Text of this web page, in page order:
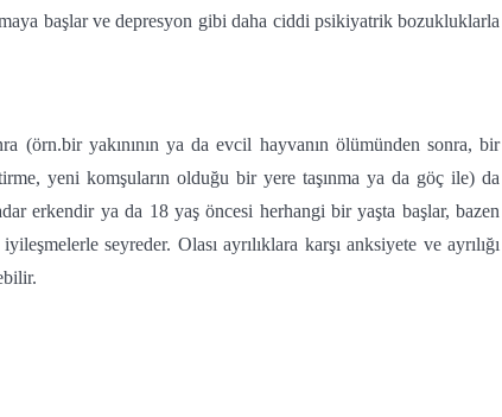
başlar ve depresyon gibi daha ciddi psikiyatrik bozukluklarla
(örn.bir yakınının ya da evcil hayvanın ölümünden sonra, bir
yeni komşuların olduğu bir yere taşınma ya da göç ile) da
erkendir ya da 18 yaş öncesi herhangi bir yaşta başlar, bazen
seyreder. Olası ayrılıklara karşı anksiyete ve ayrılığı